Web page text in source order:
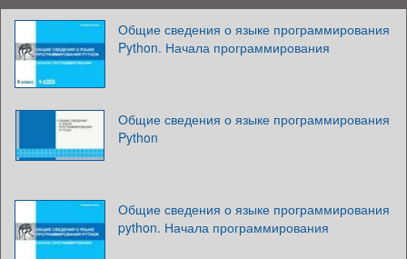
Общие сведения о языке программирования
Python. Начала программирования
Общие сведения о языке программирования
Python
Общие сведения о языке программирования
python. Начала программирования